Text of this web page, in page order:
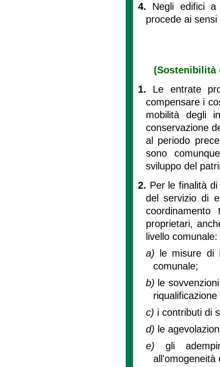
4. Negli edifici
procede ai sensi
(Sostenibilità
1. Le entrate
compensare i
mobilità degli
conservazione
al periodo
sono
sviluppo del
2. Per le finalità
del servizio di
proprietari,
livello comunale:
a)
le misure di
comunale;
b) le
c) i contributi di
d) le
e) gli
all'omogeneità